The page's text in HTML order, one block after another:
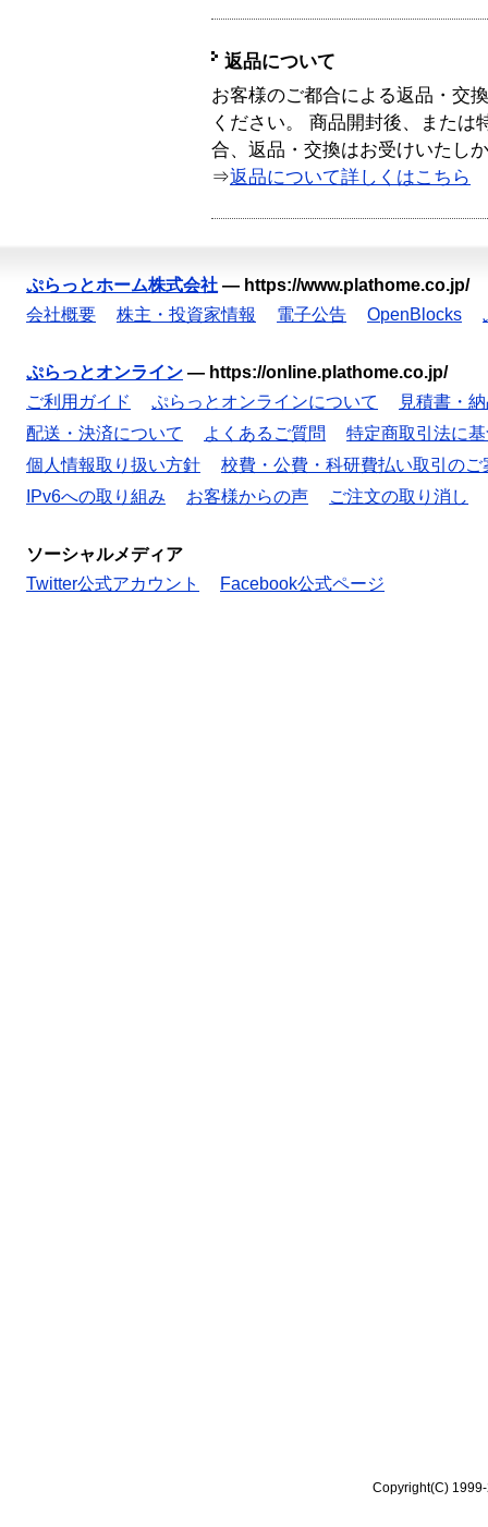
返品について
お客様のご都合による返品・交
ください。 商品開封後、または
合、返品・交換はお受けいたし
⇒返品について詳しくはこちら
ぷらっとホーム株式会社 — https://www.plathome.co.jp/
会社概要
株主・投資家情報 電子公告 OpenBlocks
ぷらっとオンライン — https://online.plathome.co.jp/
ご利用ガイド
ぷらっとオンラインについて
見積書・
配送・決済について
よくあるご質問
特定商取引法に
個人情報取り扱い方針
校費・公費・科研費払い取引のご
IPv6への取り組み
お客様からの声 ご注文の取り消し
ソーシャルメディア
Twitter公式アカウント
Facebook公式ページ
Copyright(C)